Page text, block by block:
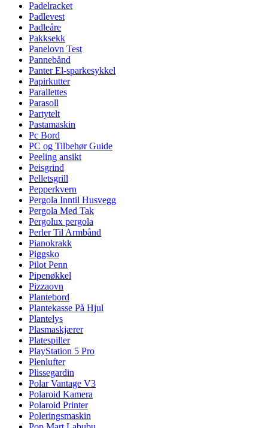
Padelracket
Padlevest
Padleåre
Pakksekk
Panelovn Test
Pannebånd
Panter El-sparkesykkel
Papirkutter
Parallettes
Parasoll
Partytelt
Pastamaskin
Pc Bord
PC og Tilbehør Guide
Peeling ansikt
Peisgrind
Pelletsgrill
Pepperkvern
Pergola Inntil Husvegg
Pergola Med Tak
Pergolux pergola
Perler Til Armbånd
Pianokrakk
Piggsko
Pilot Penn
Pipenøkkel
Pizzaovn
Plantebord
Plantekasse På Hjul
Plantelys
Plasmaskjærer
Platespiller
PlayStation 5 Pro
Plenlufter
Plissegardin
Polar Vantage V3
Polaroid Kamera
Polaroid Printer
Poleringsmaskin